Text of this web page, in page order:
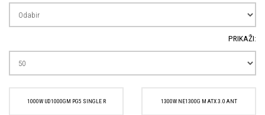
PRIKAŽI:
1000W UD1000GM PG5 SINGLE R 1300W NE1300G M ATX 3.0 ANT